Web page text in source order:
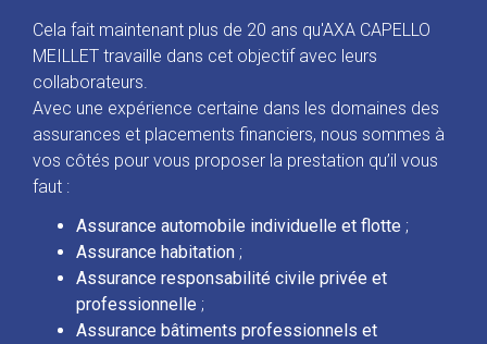
Cela fait maintenant plus de 20 ans qu'AXA CAPELLO
MEILLET travaille dans cet objectif avec leurs
collaborateurs.
Avec une expérience certaine dans les domaines des
assurances et placements financiers, nous sommes à
vos côtés pour vous proposer la prestation qu’il vous
faut :
Assurance automobile individuelle et flotte ;
Assurance habitation ;
Assurance responsabilité civile privée et
professionnelle ;
Assurance bâtiments professionnels et